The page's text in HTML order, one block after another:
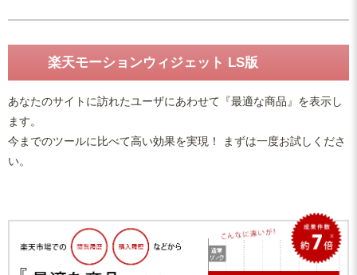
楽天モーションウィジェット LS版
あなたのサイトに訪れたユーザにあわせて『最適な商品』を表示し
ます。
今までのツールに比べて高い効果を実現！ まずは一度お試しくださ
い。